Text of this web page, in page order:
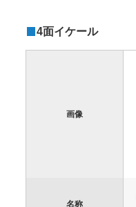
4面イケール
画像
名称